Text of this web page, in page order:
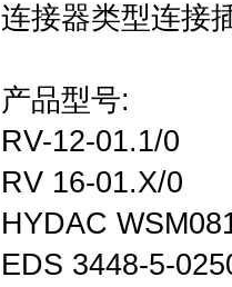
连接器类型连接
产品型号:
RV-12-01.1/0
RV 16-01.X/0
HYDAC
EDS 3448-5-